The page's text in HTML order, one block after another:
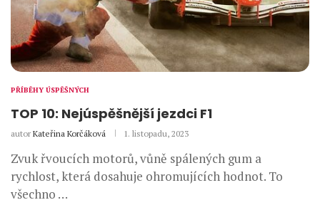
PŘÍBĚHY ÚSPĚŠNÝCH
TOP 10: Nejúspěšnější jezdci F1
autor Kateřina Korčáková 1. listopadu, 2023
Zvuk řvoucích motorů, vůně spálených gum a
rychlost, která dosahuje ohromujících hodnot. To
všechno …